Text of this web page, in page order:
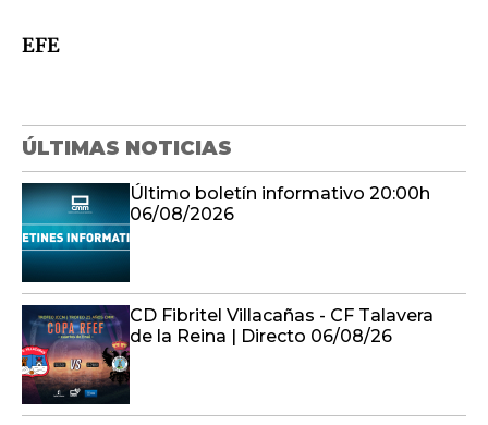
EFE
ÚLTIMAS NOTICIAS
Último boletín informativo 20:00h
06/08/2026
CD Fibritel Villacañas - CF Talavera
de la Reina | Directo 06/08/26